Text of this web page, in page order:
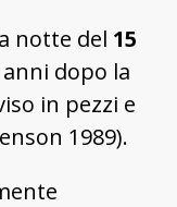
notte del 15
dopo la
in pezzi e
1989).